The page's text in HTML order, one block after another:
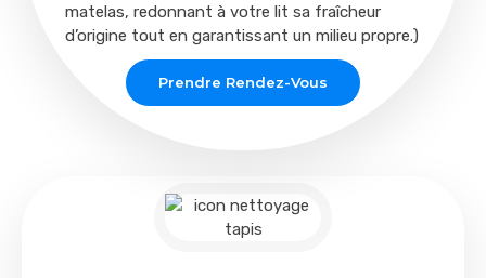
matelas, redonnant à votre lit sa fraîcheur
d’origine tout en garantissant un milieu propre.)
Prendre Rendez-Vous